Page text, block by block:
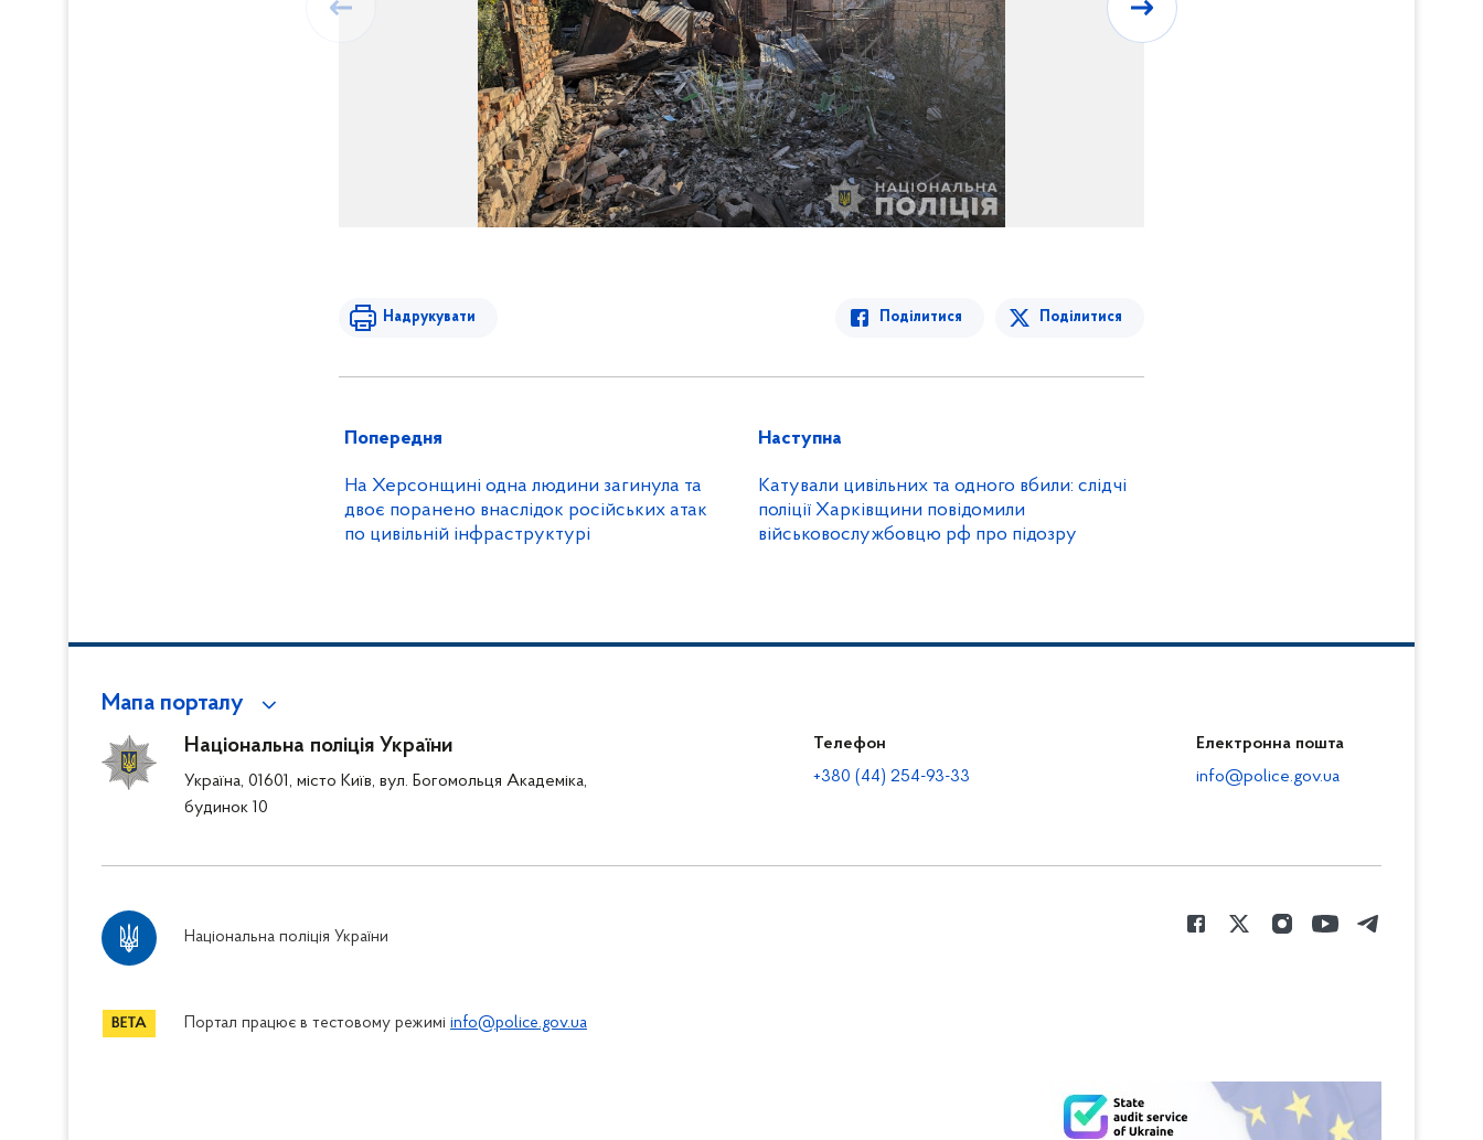
Надрукувати Поділитися Поділитися
Попередня
На Херсонщині одна людини загинула та
двоє поранено внаслідок російських атак
по цивільній інфраструктурі
Наступна
Катували цивільних та одного вбили: слідчі
поліції Харківщини повідомили
військовослужбовцю рф про підозру
Мапа порталу
Національна поліція України
Україна, 01601, місто Київ, вул. Богомольця Академіка,
будинок 10
Телефон
+380 (44) 254-93-33
Електронна пошта
info@police.gov.ua
Національна поліція України
Портал працює в тестовому режимі info@police.gov.ua